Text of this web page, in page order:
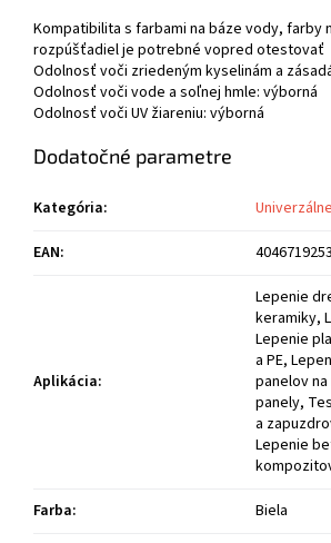
Kompatibilita s farbami na báze vody, farby
rozpúšťadiel je potrebné vopred otestovať
Odolnosť voči zriedeným kyselinám a
Odolnosť voči vode a soľnej hmle: výborná
Odolnosť voči UV žiareniu: výborná
Dodatočné parametre
Kategória:
EAN:
Aplikácia:
Lepenie
keramiky,
Lepenie
a PE,
panelov
panely,
a
Lepenie
Farba:
Biela